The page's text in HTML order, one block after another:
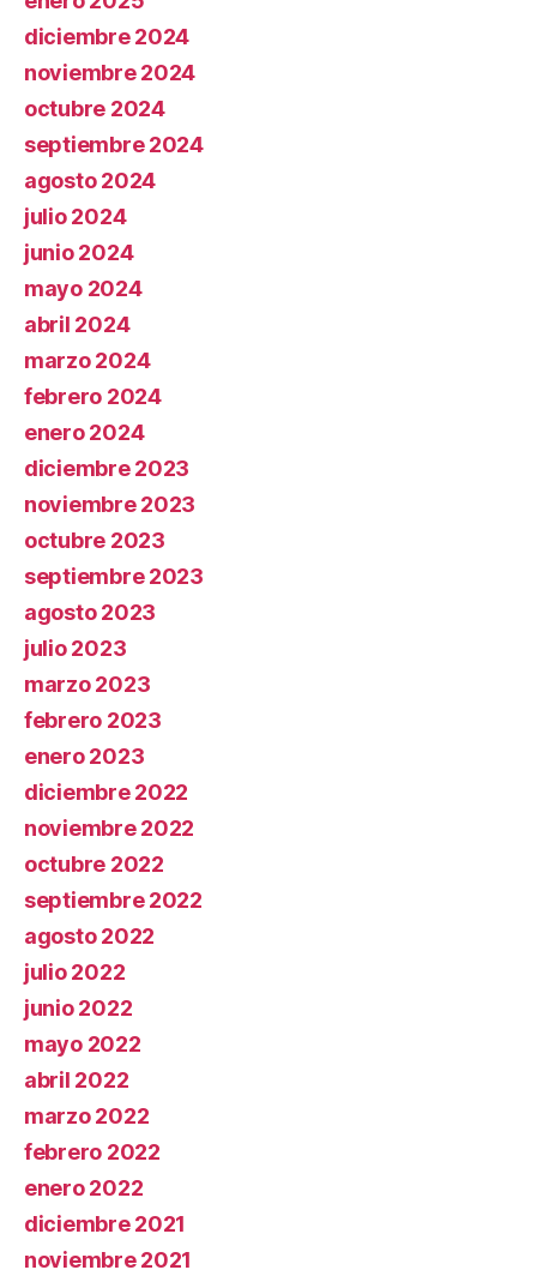
diciembre 2024
noviembre 2024
octubre 2024
septiembre 2024
agosto 2024
julio 2024
junio 2024
mayo 2024
abril 2024
marzo 2024
febrero 2024
enero 2024
diciembre 2023
noviembre 2023
octubre 2023
septiembre 2023
agosto 2023
julio 2023
marzo 2023
febrero 2023
enero 2023
diciembre 2022
noviembre 2022
octubre 2022
septiembre 2022
agosto 2022
julio 2022
junio 2022
mayo 2022
abril 2022
marzo 2022
febrero 2022
enero 2022
diciembre 2021
noviembre 2021